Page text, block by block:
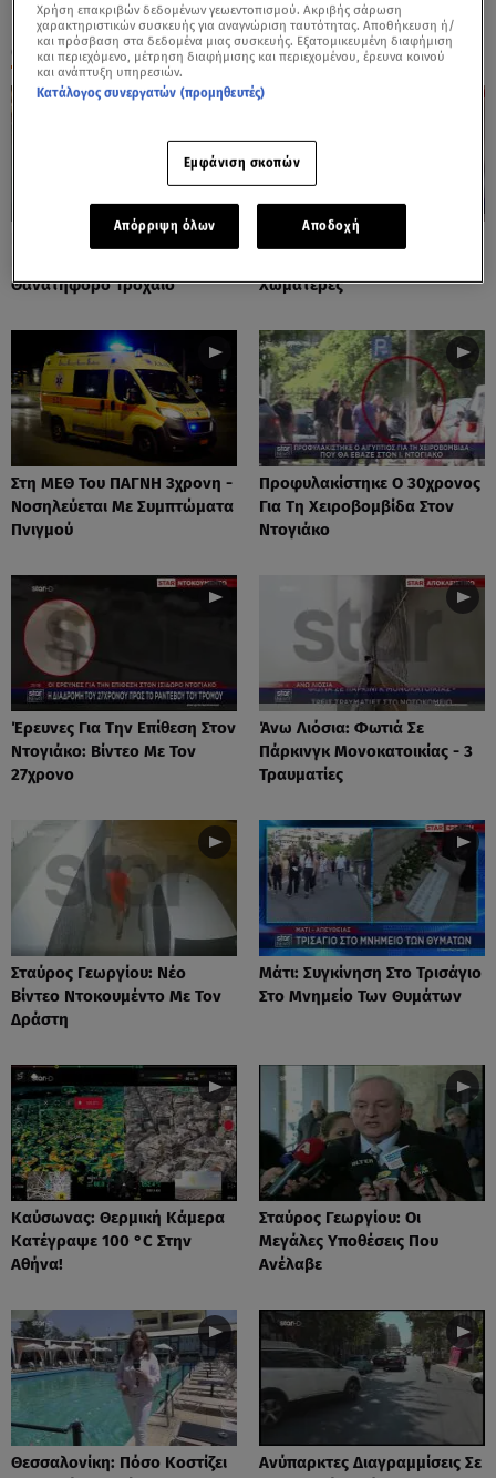
ΟΛΑ ΤΑ ΒΙΝΤΕΟ
Πόρτο Ράφτη: Bίντεο
Θανατηφόρο Τροχαίο
Πάρος: Τα Διάσπαρτα Φυτίλια
Χωματερές
Στη ΜΕΘ Του ΠΑΓΝΗ 3χρονη -
Νοσηλεύεται Με Συμπτώματα
Πνιγμού
Προφυλακίστηκε Ο 30χρονος
Για Τη Χειροβομβίδα Στον
Ντογιάκο
Έρευνες Για Την Επίθεση Στον
Ντογιάκο: Βίντεο Με Τον
27χρονο
Άνω Λιόσια: Φωτιά Σε
Πάρκινγκ Μονοκατοικίας - 3
Τραυματίες
Σταύρος Γεωργίου: Νέο
Βίντεο Ντοκουμέντο Με Τον
Δράστη
Μάτι: Συγκίνηση Στο Τρισάγιο
Στο Μνημείο Των Θυμάτων
Καύσωνας: Θερμική Κάμερα
Κατέγραψε 100 °C Στην
Αθήνα!
Σταύρος Γεωργίου: Οι
Μεγάλες Υποθέσεις Που
Ανέλαβε
Θεσσαλονίκη: Πόσο Κοστίζει
Ανύπαρκτες Διαγραμμίσεις Σε
Χρήση επακριβών δεδομένων γεωεντοπισμού. Ακριβής σάρωση
χαρακτηριστικών συσκευής για αναγνώριση ταυτότητας. Αποθήκευση ή/
και πρόσβαση στα δεδομένα μιας συσκευής. Εξατομικευμένη διαφήμιση
και περιεχόμενο, μέτρηση διαφήμισης και περιεχομένου, έρευνα κοινού
και ανάπτυξη υπηρεσιών.
Κατάλογος συνεργατών (προμηθευτές)
Εμφάνιση σκοπών
Απόρριψη όλων Αποδοχή